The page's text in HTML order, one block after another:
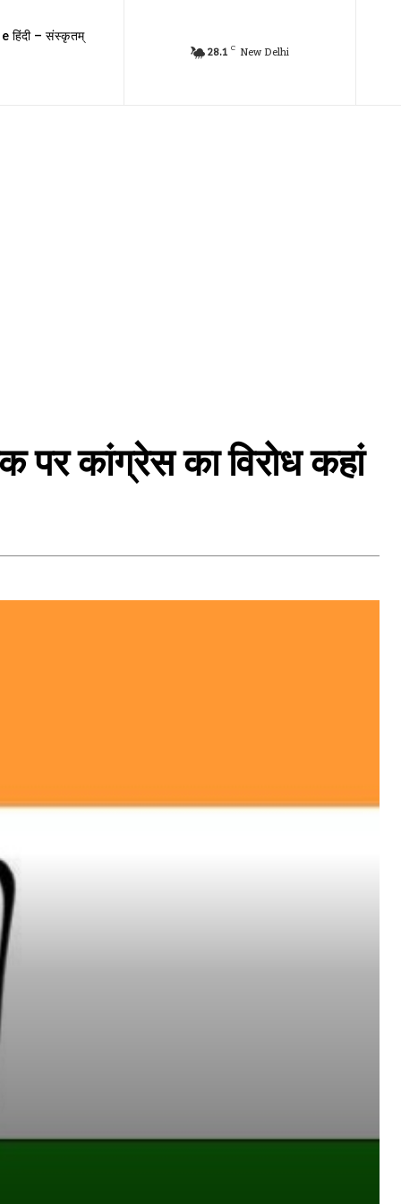
हिंदी – संस्कृतम्
28.1 C New Delhi
पर कांग्रेस का विरोध कहां